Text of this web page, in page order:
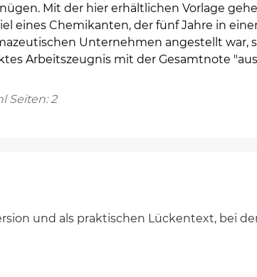
Mit der hier erhältlichen Vorlage
eines Chemikanten, der fünf Jahre in
Unternehmen angestellt war,
Arbeitszeugnis mit der Gesamtnote
Seiten: 2
und als praktischen Lückentext, bei